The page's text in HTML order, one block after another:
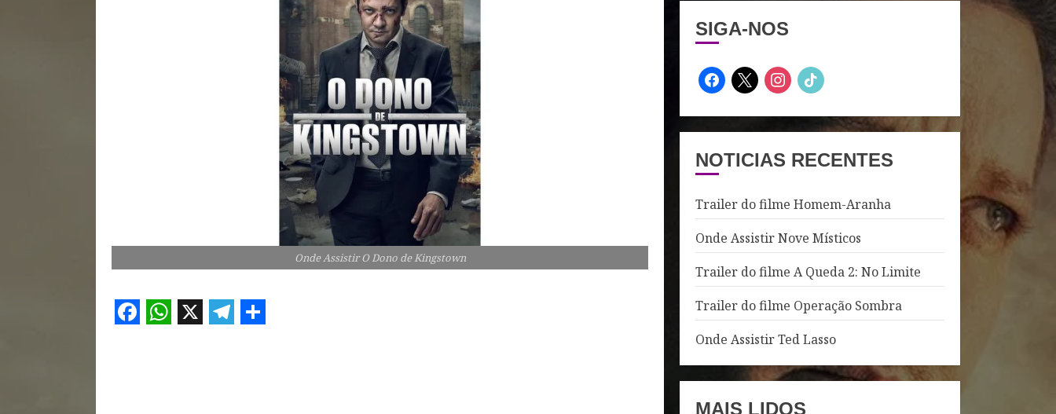
Onde Assistir O Dono de Kingstown
SIGA-NOS
facebook
x instagram
tiktok
NOTICIAS RECENTES
Trailer do filme Homem-Aranha
Onde Assistir Nove Místicos
Trailer do filme A Queda 2: No Limite
Trailer do filme Operação Sombra
Onde Assistir Ted Lasso
MAIS LIDOS